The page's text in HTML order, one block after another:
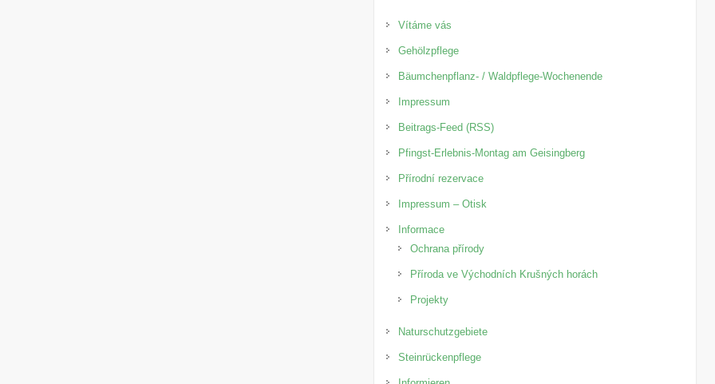
Vítáme vás
Gehölzpflege
Bäumchenpflanz- / Waldpflege-Wochenende
Impressum
Beitrags-Feed (RSS)
Pfingst-Erlebnis-Montag am Geisingberg
Přírodní rezervace
Impressum – Otisk
Informace
Ochrana přírody
Příroda ve Východních Krušných horách
Projekty
Naturschutzgebiete
Steinrückenpflege